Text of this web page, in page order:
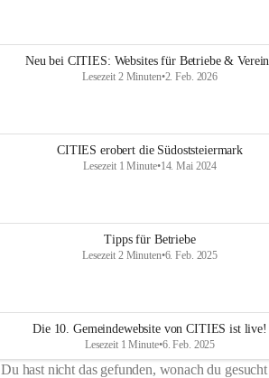
Neu bei CITIES: Websites für Betriebe &
Lesezeit 2 Minuten•2. Feb. 2026
CITIES erobert die Südoststeiermark
Lesezeit 1 Minute•14. Mai 2024
Tipps für Betriebe
Lesezeit 2 Minuten•6. Feb. 2025
Die 10. Gemeindewebsite von CITIES ist live!
Lesezeit 1 Minute•6. Feb. 2025
Du hast nicht das gefunden, wonach du gesucht